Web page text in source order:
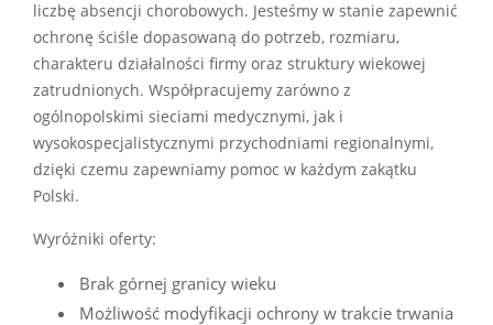
liczbę absencji chorobowych. Jesteśmy w stanie zapewnić
ochronę ściśle dopasowaną do potrzeb, rozmiaru,
charakteru działalności firmy oraz struktury wiekowej
zatrudnionych. Współpracujemy zarówno z
ogólnopolskimi sieciami medycznymi, jak i
wysokospecjalistycznymi przychodniami regionalnymi,
dzięki czemu zapewniamy pomoc w każdym zakątku
Polski.
Wyróżniki oferty:
Brak górnej granicy wieku
Możliwość modyfikacji ochrony w trakcie trwania